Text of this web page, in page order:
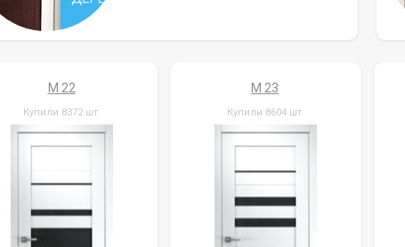
M 22
Купили 8372 шт.
M 23
Купили 8604 шт.